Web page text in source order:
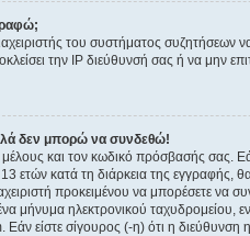
του συστήματος συζητήσεων
την IP διεύθυνσή σας ή να μην
δεν μπορώ να συνδεθώ!
και τον κωδικό πρόσβασής σας.
13 ετών κατά τη διάρκεια της εγγραφής,
προκειμένου να μπορέσετε να
μήνυμα ηλεκτρονικού ταχυδρομείου,
είστε σίγουρος (-η) ότι η διεύθυνση